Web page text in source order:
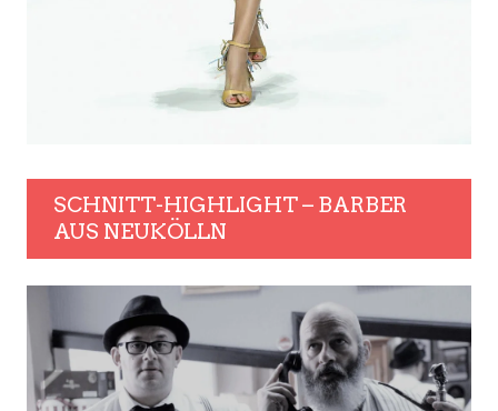
SCHNITT-HIGHLIGHT – BARBER
AUS NEUKÖLLN